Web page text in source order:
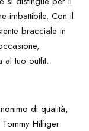
imbattibile. Con il
bracciale in
al tuo outfit.
di qualità,
Hilfiger